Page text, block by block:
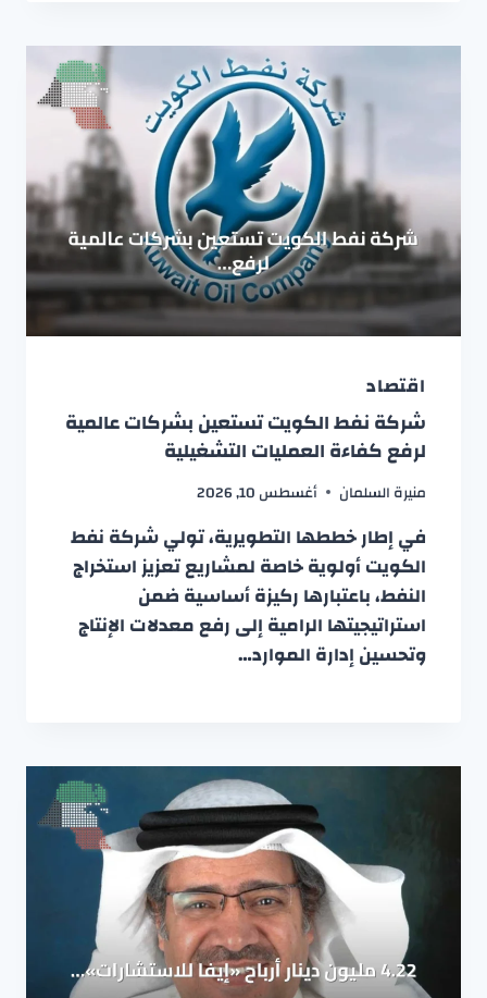
اقتصاد
شركة نفط الكويت تستعين بشركات عالمية
لرفع كفاءة العمليات التشغيلية
منيرة السلمان أغسطس 10, 2026
في إطار خططها التطويرية، تولي شركة نفط
الكويت أولوية خاصة لمشاريع تعزيز استخراج
النفط، باعتبارها ركيزة أساسية ضمن
استراتيجيتها الرامية إلى رفع معدلات الإنتاج
وتحسين إدارة الموارد…